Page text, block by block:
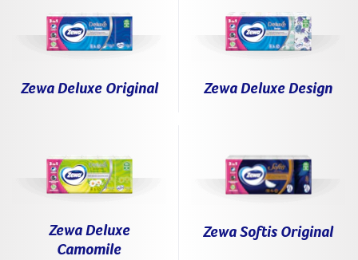
Zewa Deluxe Original Zewa Deluxe Design
Zewa Deluxe
Camomile
Zewa Softis Original